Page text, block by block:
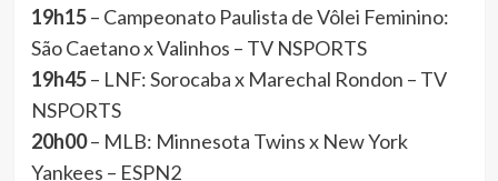
19h15– Campeonato Paulista de Vôlei Feminino:
São Caetano x Valinhos – TV NSPORTS
19h45– LNF: Sorocaba x Marechal Rondon – TV
NSPORTS
20h00– MLB: Minnesota Twins x New York
Yankees – ESPN2